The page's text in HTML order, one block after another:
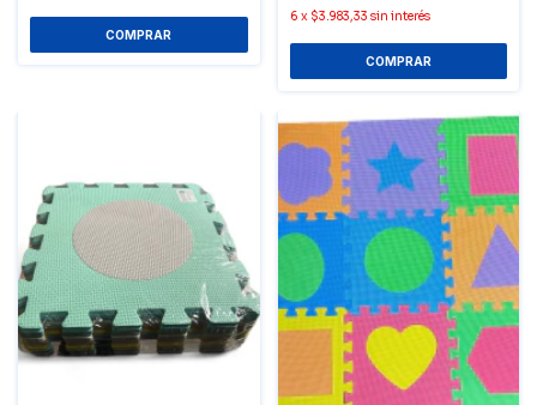
6 x $3.983,33 sin interés